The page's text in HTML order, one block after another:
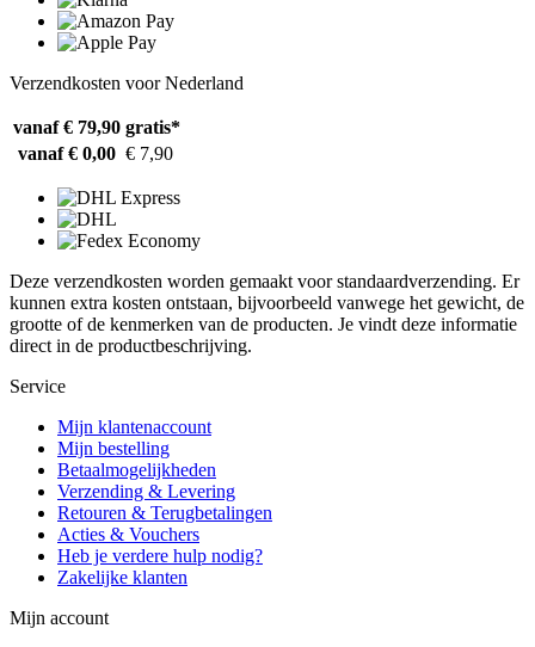
Verzendkosten voor Nederland
vanaf € 79,90 gratis*
vanaf € 0,00 € 7,90
Deze verzendkosten worden gemaakt voor standaardverzending. Er
kunnen extra kosten ontstaan, bijvoorbeeld vanwege het gewicht, de
grootte of de kenmerken van de producten. Je vindt deze informatie
direct in de productbeschrijving.
Service
Mijn klantenaccount
Mijn bestelling
Betaalmogelijkheden
Verzending & Levering
Retouren & Terugbetalingen
Acties & Vouchers
Heb je verdere hulp nodig?
Zakelijke klanten
Mijn account